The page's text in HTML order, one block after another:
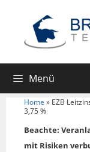
Menü
Home » EZB
3,75 %
Beachte:
mit Risiken